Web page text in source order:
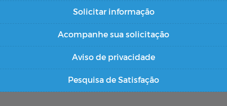
Solicitar informação
Acompanhe sua solicitação
Aviso de privacidade
Pesquisa de Satisfação